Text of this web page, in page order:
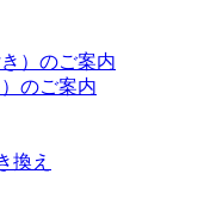
）のご案内
のご案内
換え